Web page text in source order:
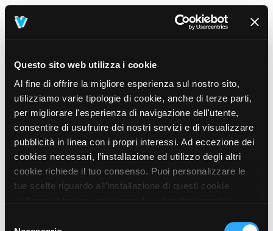
Questo sito web utilizza i cookie
Al fine di offrire la migliore esperienza sul nostro sito,
utilizziamo varie tipologie di cookie, anche di terze parti,
per migliorare l'esperienza di navigazione dell'utente,
consentire di usufruire dei nostri servizi e di visualizzare
pubblicità in linea con i propri interessi. Ad eccezione dei
cookies necessari, l’installazione ed utilizzo degli altri
cookie richiede il tuo consenso. Puoi personalizzare le
tue scelte riguardo all’installazione di questi cookie